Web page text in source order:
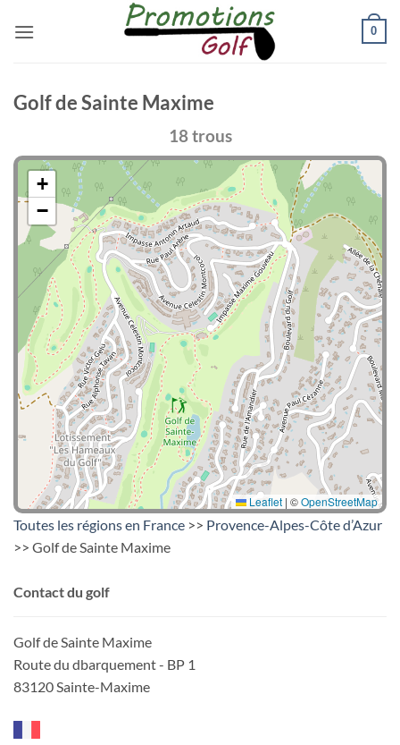
0
Golf de Sainte Maxime
18 trous
+
−
Leaflet | ©OpenStreetMap
Toutes les régions en France >> Provence-Alpes-Côte d’Azur
>> Golf de Sainte Maxime
Contact du golf
Golf de Sainte Maxime
Route du dbarquement - BP 1
83120 Sainte-Maxime